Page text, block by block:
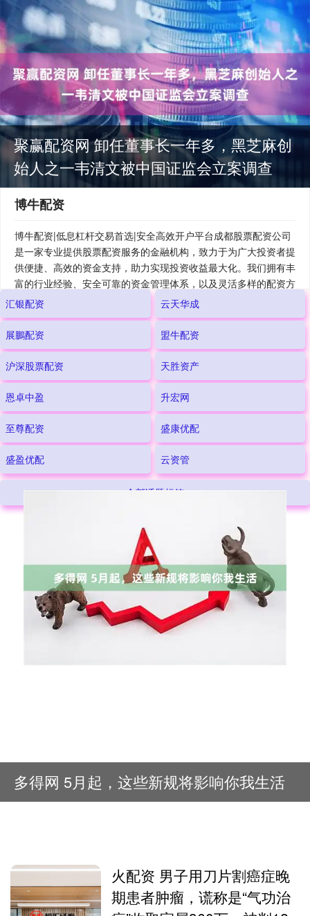
聚赢配资网 卸任董事长一年多，黑芝麻创
始人之一韦清文被中国证监会立案调查
博牛配资
博牛配资|低息杠杆交易首选|安全高效开户平台成都股票配资公司
是一家专业提供股票配资服务的金融机构，致力于为广大投资者提
供便捷、高效的资金支持，助力实现投资收益最大化。我们拥有丰
富的行业经验、安全可靠的资金管理体系，以及灵活多样的配资方
案，满足不同客户的需求。无论您是新手还是资深投资者，我们都
将为您提供专业指导和优质服务。选择成都股票配资公司，让您的
投资更稳健、更高效！
汇银配资 云天华成
展鵬配资 盟牛配资
沪深股票配资 天胜资产
恩卓中盈 升宏网
至尊配资 盛康优配
盛盈优配 云资管
全部话题标签
多得网 5月起，这些新规将影响你我生活
火配资 男子用刀片割癌症晚
期患者肿瘤，谎称是“气功治